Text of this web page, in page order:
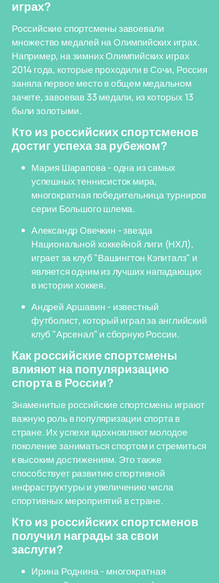
играх?
Российские спортсмены завоевали
множество медалей на Олимпийских играх.
Например, на зимних Олимпийских играх
2014 года, которые проходили в Сочи, Россия
заняла первое место в общем медальном
зачете, завоевав 33 медали, из которых 13
были золотыми.
Кто из российских спортсменов
достиг успеха за рубежом?
Мария Шарапова - одна из самых
успешных теннисисток мира,
многократная победительница турниров
серии Большого шлема.
Александр Овечкин - звезда
Национальной хоккейной лиги (НХЛ),
играет за клуб "Вашингтон Кэпиталз" и
является одним из лучших нападающих
в истории хоккея.
Андрей Аршавин - известный
футболист, который играл за английский
клуб "Арсенал" и сборную России.
Как российские спортсмены
влияют на популяризацию
спорта в России?
Знаменитые российские спортсмены играют
важную роль в популяризации спорта в
стране. Их успехи вдохновляют молодое
поколение заниматься спортом и стремиться
к высоким достижениям. Это также
способствует развитию спортивной
инфраструктуры и увеличению числа
спортивных мероприятий в стране.
Кто из российских спортсменов
получил награды за свои
заслуги?
Ирина Роднина - многократная